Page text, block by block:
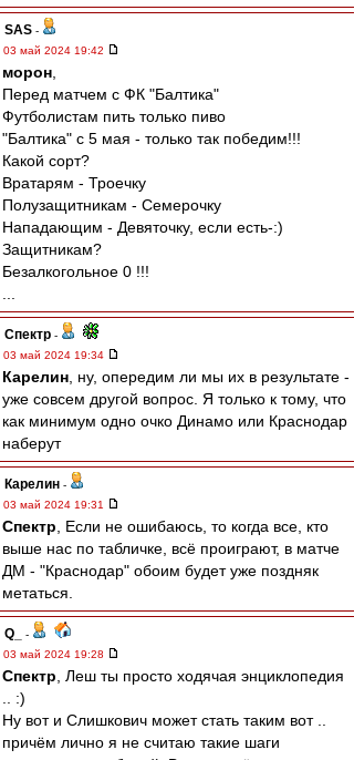
SAS -
03 май 2024 19:42
морон
Перед матчем с ФК "Балтика"
Футболистам пить только пиво
"Балтика" с 5 мая - только так победим!!!
Какой сорт?
Вратарям - Троечку
Полузащитникам - Семерочку
Нападающим - Девяточку, если есть-:)
Защитникам?
Безалкогольное 0 !!!
Спектр -
03 май 2024 19:34
Карелин , ну, опередим ли мы их в результате -
уже совсем другой вопрос. Я только к тому, что
как минимум одно очко Динамо или Краснодар
наберут
Карелин -
03 май 2024 19:31
Спектр , Если не ошибаюсь, то когда все, кто
выше нас по табличке, всё проиграют, в матче
ДМ - "Краснодар" обоим будет уже поздняк
метаться.
Q_
-
03 май 2024 19:28
Спектр , Леш ты просто ходячая энциклопедия
.. :)
Ну вот и Слишкович может стать таким вот ..
причём лично я не считаю такие шаги